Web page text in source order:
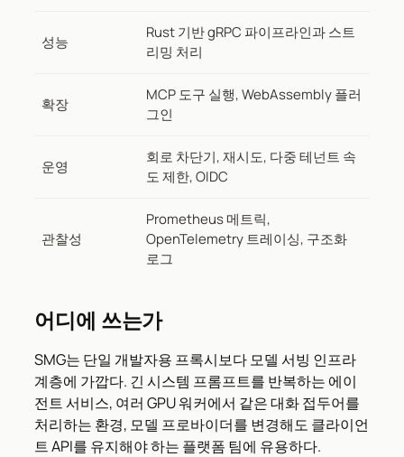
성능
Rust 기반 gRPC 파이프라인과 스트
리밍 처리
확장
MCP 도구 실행, WebAssembly 플러
그인
운영
회로 차단기, 재시도, 다중 테넌트 속
도 제한, OIDC
관찰성
Prometheus 메트릭,
OpenTelemetry 트레이싱, 구조화
로그
어디에 쓰는가
SMG는 단일 개발자용 프록시보다 모델 서빙 인프라
계층에 가깝다. 긴 시스템 프롬프트를 반복하는 에이
전트 서비스, 여러 GPU 워커에서 같은 대화 접두어를
처리하는 환경, 모델 프로바이더를 변경해도 클라이언
트 API를 유지해야 하는 플랫폼 팀에 유용하다.